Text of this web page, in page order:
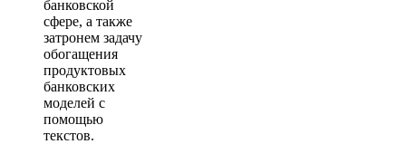
банковской
сфере, а также
затронем задачу
обогащения
продуктовых
банковских
моделей с
помощью
текстов.